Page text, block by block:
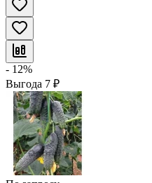
- 12%
Выгода 7 ₽